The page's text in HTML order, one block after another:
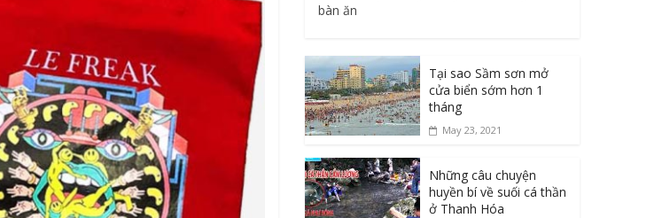
bàn ăn
Tại sao Sầm sơn mở
cửa biển sớm hơn 1
tháng
May 23, 2021
Những câu chuyện
huyền bí về suối cá thần
ở Thanh Hóa